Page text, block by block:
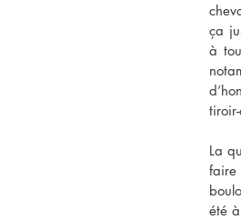
ça
à
La
faire
été